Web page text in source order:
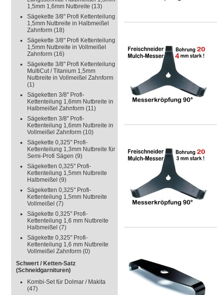
1,5mm 1,6mm Nutbreite (13)
Sägekette 3/8" Profi Kettenteilung
1,5mm Nutbreite in Halbmeißel
Zahnform (18)
Sägekette 3/8" Profi Kettenteilung
1,5mm Nutbreite in Vollmeißel
Zahnform (16)
Sägekette 3/8" Profi Kettenteilung
MultiCut / Titanium 1,5mm
Nutbreite in Vollmeißel Zahnform
(1)
Sägeketten 3/8" Profi-
Kettenteilung 1,6mm Nutbreite in
Halbmeißel Zahnform (11)
Sägeketten 3/8" Profi-
Kettenteilung 1,6mm Nutbreite in
Vollmeißel Zahnform (10)
Sägekette 0,325" Profi-
Kettenteilung 1,3mm Nutbreite für
Semi-Profi Sägen (9)
Sägeketten 0,325" Profi-
Kettenteilung 1,5mm Nutbreite
Halbmeißel (9)
Sägeketten 0,325" Profi-
Kettenteilung 1,5mm Nutbreite
Vollmeißel (7)
Sägekette 0,325" Profi-
Kettenteilung 1,6 mm Nutbreite
Halbmeißel (7)
Sägekette 0,325" Profi-
Kettenteilung 1,6 mm Nutbreite
Vollmeißel Zahnform (0)
Schwert / Ketten-Satz
(Schneidgarnituren)
Kombi-Set für Dolmar / Makita
(47)